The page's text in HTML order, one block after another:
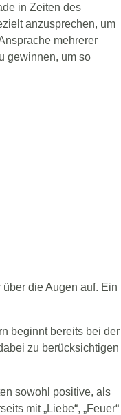
in Zeiten des
anzusprechen, um
mehrerer
gewinnen, um so
die Augen auf. Ein
beginnt bereits bei der
zu berücksichtigen
sowohl positive, als
mit „Liebe“, „Feuer“